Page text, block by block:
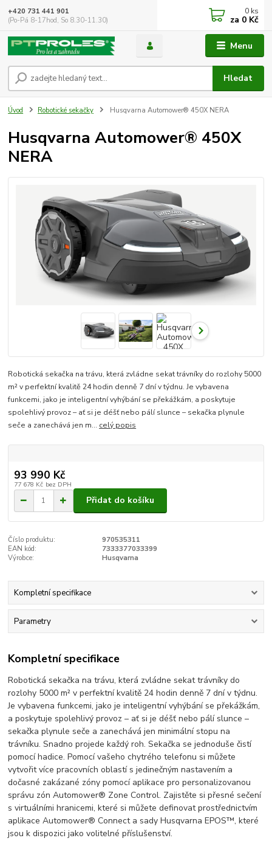
Menu
Hledat
+420 731 441 901
(Po-Pá 8-17hod, So 8.30-11.30)
0 ks
za 0 Kč
Úvod Robotické sekačky Husqvarna Automower® 450X NERA
Husqvarna Automower® 450X
NERA
Robotická sekačka na trávu, která zvládne sekat trávníky do rozlohy 5000
m² v perfektní kvalitě 24 hodin denně 7 dní v týdnu. Je vybavena
funkcemi, jako je inteligentní vyhýbání se překážkám, a poskytuje
spolehlivý provoz – ať si je déšť nebo pálí slunce – sekačka plynule
seče a zanechává jen m... celý popis
93 990 Kč
77 678 Kč bez DPH
Přidat do košíku
Číslo produktu:
970535311
EAN kód:
7333377033399
Výrobce:
Husqvarna
Kompletní specifikace
Parametry
Kompletní specifikace
Robotická sekačka na trávu, která zvládne sekat trávníky do
rozlohy 5000 m² v perfektní kvalitě 24 hodin denně 7 dní v týdnu.
Je vybavena funkcemi, jako je inteligentní vyhýbání se překážkám,
a poskytuje spolehlivý provoz – ať si je déšť nebo pálí slunce –
sekačka plynule seče a zanechává jen minimální stopu na
trávníku. Snadno projede každý roh. Sekačka se jednoduše čistí
pomocí hadice. Pomocí vašeho chytrého telefonu si můžete
vytvořit více pracovních oblastí s jedinečným nastavením a
dočasné zakázané zóny pomocí aplikace pro personalizovanou
správu zón Automower® Zone Control. Zajistěte si přesné sečení
s virtuálními hranicemi, které si můžete definovat prostřednictvím
aplikace Automower® Connect a sady Husqvarna EPOS™, které
jsou k dispozici jako volitelné příslušenství.